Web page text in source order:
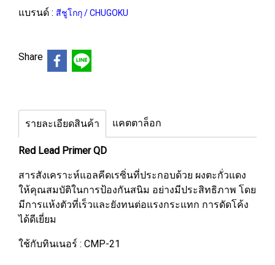
แบรนด์ : สีชูโกกุ / CHUGOKU
Share
รายละเอียดสินค้า แคตตาล็อก
Red Lead Primer QD
สารสังเคราะห์แอลคีดเรซิ่นที่ประกอบด้วย ผงตะกั่วแดง
ให้คุณสมบัติในการป้องกันสนิม อย่างมีประสิทธิภาพ โดย
มีการแห้งตัวที่เร็วและยังทนต่อแรงกระแทก การดัดโค้ง
ได้ดีเยี่ยม
ใช้กับทินเนอร์ : CMP-21